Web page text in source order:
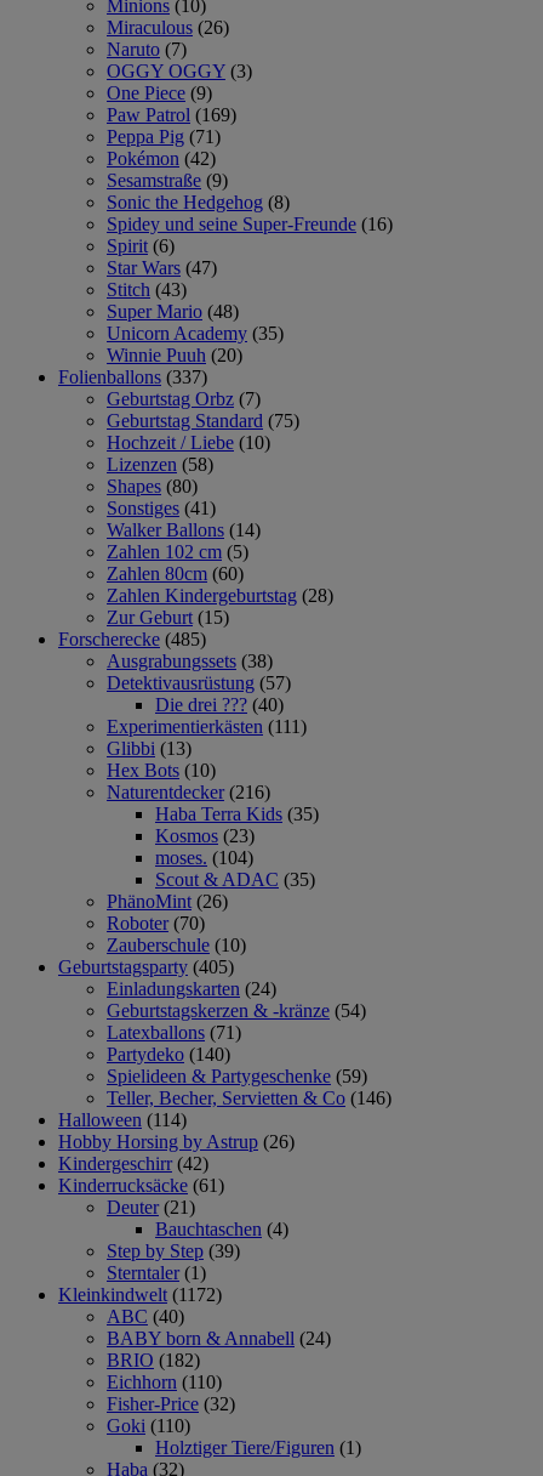
Minions (10)
Miraculous (26)
Naruto (7)
OGGY OGGY (3)
One Piece (9)
Paw Patrol (169)
Peppa Pig (71)
Pokémon (42)
Sesamstraße (9)
Sonic the Hedgehog (8)
Spidey und seine Super-Freunde (16)
Spirit (6)
Star Wars (47)
Stitch (43)
Super Mario (48)
Unicorn Academy (35)
Winnie Puuh (20)
Folienballons (337)
Geburtstag Orbz (7)
Geburtstag Standard (75)
Hochzeit / Liebe (10)
Lizenzen (58)
Shapes (80)
Sonstiges (41)
Walker Ballons (14)
Zahlen 102 cm (5)
Zahlen 80cm (60)
Zahlen Kindergeburtstag (28)
Zur Geburt (15)
Forscherecke (485)
Ausgrabungssets (38)
Detektivausrüstung (57)
Die drei ??? (40)
Experimentierkästen (111)
Glibbi (13)
Hex Bots (10)
Naturentdecker (216)
Haba Terra Kids (35)
Kosmos (23)
moses. (104)
Scout & ADAC (35)
PhänoMint (26)
Roboter (70)
Zauberschule (10)
Geburtstagsparty (405)
Einladungskarten (24)
Geburtstagskerzen & -kränze (54)
Latexballons (71)
Partydeko (140)
Spielideen & Partygeschenke (59)
Teller, Becher, Servietten & Co (146)
Halloween (114)
Hobby Horsing by Astrup (26)
Kindergeschirr (42)
Kinderrucksäcke (61)
Deuter (21)
Bauchtaschen (4)
Step by Step (39)
Sterntaler (1)
Kleinkindwelt (1172)
ABC (40)
BABY born & Annabell (24)
BRIO (182)
Eichhorn (110)
Fisher-Price (32)
Goki (110)
Holztiger Tiere/Figuren (1)
Haba (32)